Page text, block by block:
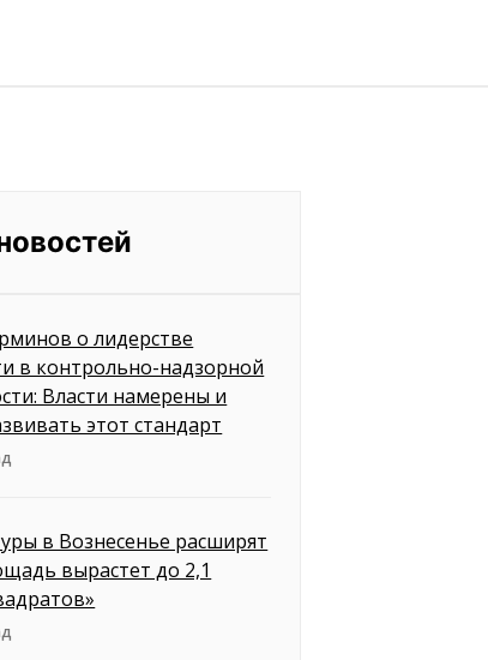
о лидерстве
в контрольно-надзорной
Власти намерены и
этот стандарт
в Вознесенье расширят
вырастет до 2,1